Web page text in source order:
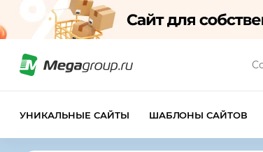
УНИКАЛЬНЫЕ САЙТЫ ШАБЛОНЫ САЙТОВ